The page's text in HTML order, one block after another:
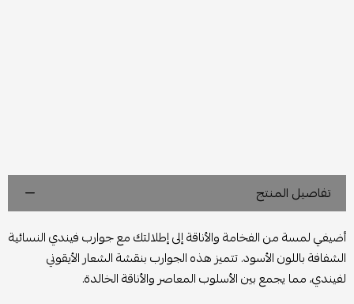
تفاصيل المنتج
أضيفي لمسة من الفخامة والأناقة إلى إطلالتك مع جوارب فيندي النسائية
الشفافة باللون الأسود. تتميز هذه الجوارب بنقشة الشعار الأيقوني
لفيندي، مما يجمع بين الأسلوب المعاصر والأناقة الخالدة.